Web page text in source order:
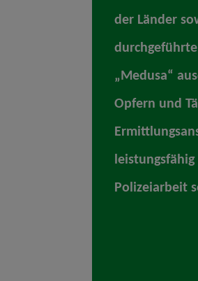
der Länder
„Medusa“
Opfern und
Polizeiarbeit